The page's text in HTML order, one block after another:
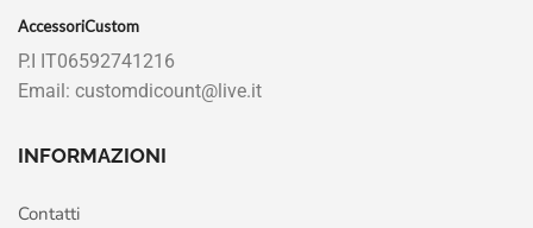
AccessoriCustom
P.I IT06592741216
Email: customdicount@live.it
INFORMAZIONI
Contatti